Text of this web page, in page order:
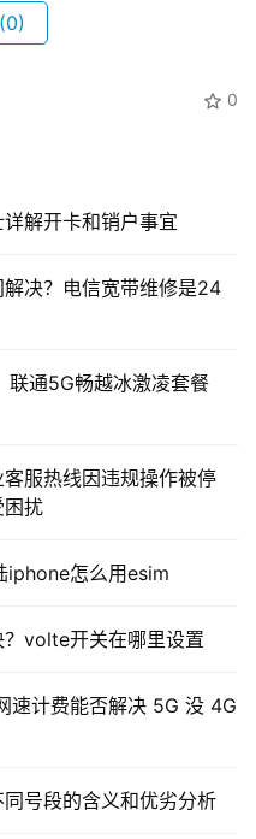
(0)
0
解开卡和销户事宜
决？电信宽带维修是24
联通5G畅越冰激凌套餐
服热线因违规操作被停
困扰
iphone怎么用esim
volte开关在哪里设置
速计费能否解决 5G 没 4G
号段的含义和优劣分析